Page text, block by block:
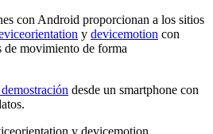
con Android proporcionan a los sitios
y devicemotion con
de movimiento de forma
desde un smartphone con